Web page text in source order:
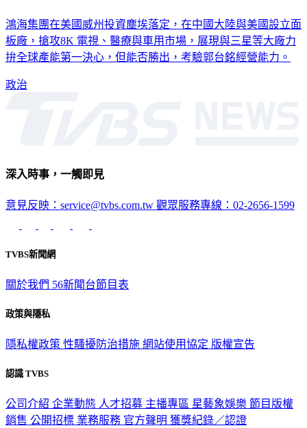
鴻海集團在美國威州投資塵埃落定，在中國大陸與美國設立面
板廠，搶攻8K 電視、醫療與車用市場，展現與三星等大廠力
拚全球產能第一決心，但能否勝出，考驗郭台銘經營能力。
政治
深入時事，一觸即見
意見反映：service@tvbs.com.tw 觀眾服務專線：02-2656-1599
TVBS新聞網
關於我們 56新聞台節目表
政策與隱私
隱私權政策 性騷擾防治措施 網站使用協定 版權宣告
認識 TVBS
公司介紹 企業動態 人才招募 主播專區 星藝象娛樂 節目版權
銷售 公開招標 業務服務 官方聲明 獲獎紀錄／認證